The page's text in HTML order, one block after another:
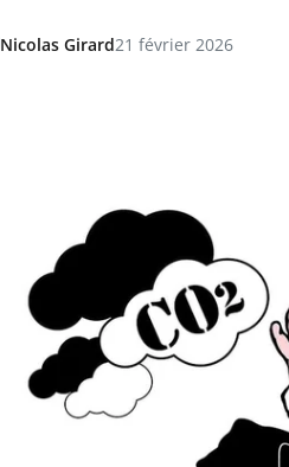
Nicolas Girard21 février 2026